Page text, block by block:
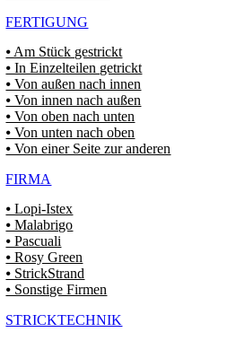
FERTIGUNG
⦁ Am Stück gestrickt
⦁ In Einzelteilen getrickt
⦁ Von außen nach innen
⦁ Von innen nach außen
⦁ Von oben nach unten
⦁ Von unten nach oben
⦁ Von einer Seite zur anderen
FIRMA
⦁ Lopi-Istex
⦁ Malabrigo
⦁ Pascuali
⦁ Rosy Green
⦁ StrickStrand
⦁ Sonstige Firmen
STRICKTECHNIK